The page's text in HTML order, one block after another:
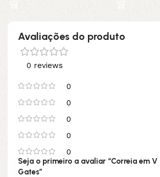
Avaliações do produto
0 reviews
0
0
0
0
0
Seja o primeiro a avaliar “Correia em
Gates”